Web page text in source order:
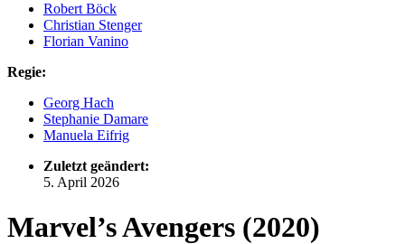
Robert Böck
Christian Stenger
Florian Vanino
Regie:
Georg Hach
Stephanie Damare
Manuela Eifrig
Zuletzt geändert:
5. April 2026
Marvel’s Avengers (2020)